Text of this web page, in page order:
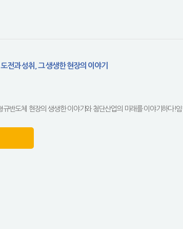
전과 성취, 그 생생한 현장의 이야기
반도체 현장의 생생한 이야기와 첨단산업의 미래를 이야기하다!임